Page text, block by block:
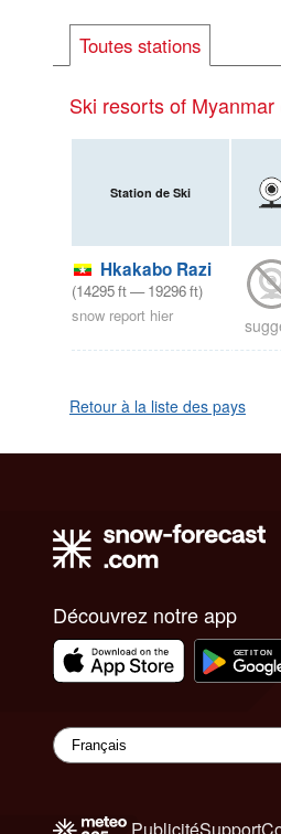
Toutes stations
Ski resorts of
Station de Ski
Hkakabo Razi
(14295ft—19296ft)
snow report hier
Retour à la liste des pays
Découvrez notre app